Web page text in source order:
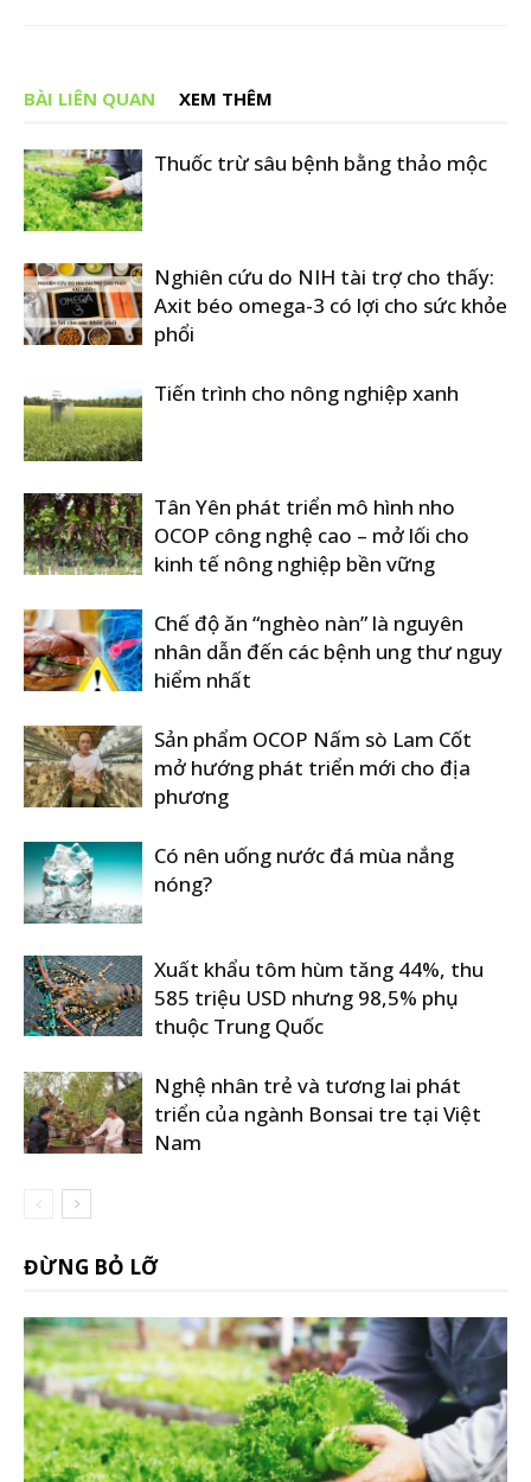
BÀI LIÊN QUAN XEM THÊM
Thuốc trừ sâu bệnh bằng thảo mộc
Nghiên cứu do NIH tài trợ cho thấy:
Axit béo omega-3 có lợi cho sức khỏe
phổi
Tiến trình cho nông nghiệp xanh
Tân Yên phát triển mô hình nho
OCOP công nghệ cao – mở lối cho
kinh tế nông nghiệp bền vững
Chế độ ăn “nghèo nàn” là nguyên
nhân dẫn đến các bệnh ung thư nguy
hiểm nhất
Sản phẩm OCOP Nấm sò Lam Cốt
mở hướng phát triển mới cho địa
phương
Có nên uống nước đá mùa nắng
nóng?
Xuất khẩu tôm hùm tăng 44%, thu
585 triệu USD nhưng 98,5% phụ
thuộc Trung Quốc
Nghệ nhân trẻ và tương lai phát
triển của ngành Bonsai tre tại Việt
Nam
ĐỪNG BỎ LỠ